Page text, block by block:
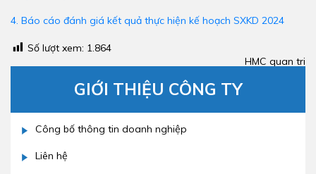
4. Báo cáo đánh giá kết quả thực hiện kế hoạch SXKD 2024
Số lượt xem: 1.864
HMC quan tri
GIỚI THIỆU CÔNG TY
Công bố thông tin doanh nghiệp
Liên hệ